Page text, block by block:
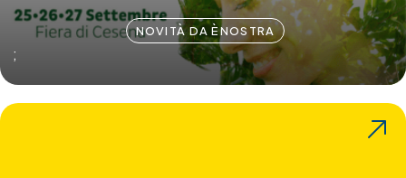
NOVITÀ DA ÈNOSTRA
;